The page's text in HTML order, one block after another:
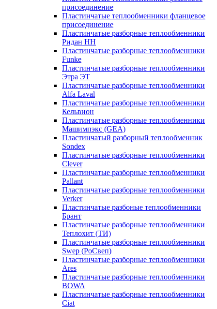
присоединение
Пластинчатые теплообменники фланцевое
присоединение
Пластинчатые разборные теплообменники
Ридан НН
Пластинчатые разборные теплообменники
Funke
Пластинчатые разборные теплообменники
Этра ЭТ
Пластинчатые разборные теплообменники
Alfa Laval
Пластинчатые разборные теплообменники
Кельвион
Пластинчатые разборные теплообменники
Машимпэкс (GEA)
Пластинчатый разборный теплообменник
Sondex
Пластинчатые разборные теплообменники
Clever
Пластинчатые разборные теплообменники
Pallant
Пластинчатые разборные теплообменники
Verker
Пластинчатые разбоные теплообменники
Брант
Пластинчатые разборные теплообменники
Теплохит (ТИ)
Пластинчатые разборные теплообменники
Swep (РоСвеп)
Пластинчатые разборные теплообменники
Ares
Пластинчатые разборные теплообменники
BOWA
Пластинчатые разборные теплообменники
Ciat